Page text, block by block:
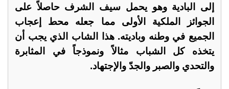
إلى البادية وهو يحمل سيف الشرف حاصلاً على
الجوائز الملكية الأولى مما جعله محط إعجاب
الجميع في وطنه وباديته. هذا الشاب الذي يجب أن
يتخذه كل الشباب مثالاً ونموذجاً في المثابرة
والتحدي والصبر والجدّ والإجتهاد.